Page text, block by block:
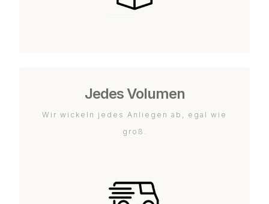
Jedes Volumen
Wir wickeln jedes Anliegen ab, egal wie
groß.